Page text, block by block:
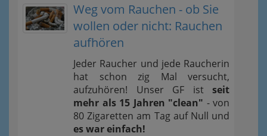
Weg vom Rauchen - ob Sie
wollen oder nicht: Rauchen
aufhören
Jeder Raucher und jede Raucherin
hat schon zig Mal versucht,
aufzuhören! Unser GF ist seit
mehr als 15 Jahren "clean" - von
80 Zigaretten am Tag auf Null und
es war einfach!